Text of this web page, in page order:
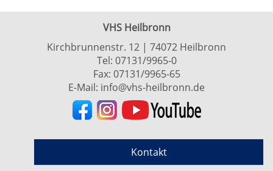
VHS Heilbronn
Kirchbrunnenstr. 12 | 74072 Heilbronn
Tel: 07131/9965-0
Fax: 07131/9965-65
E-Mail: info@vhs-heilbronn.de
Kontakt